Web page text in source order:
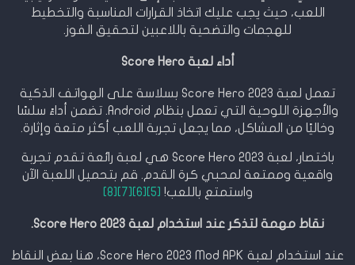
اللعب، حيث يجب عليك اتخاذ القرارات المناسبة والتخطيط
للهجمات والتضحية باللاعبين لتحقيق الفوز.
أداء لعبة Score Hero
تعمل لعبة Score Hero 2023 بسلاسة على الهواتف الذكية
والأجهزة اللوحية التي تعمل بنظام Android. تضمن أداءً سلسًا
وخاليًا من المشاكل، مما يجعل تجربة اللعب أكثر متعة وإثارة.
باختصار، لعبة Score Hero 2023 هي لعبة رائعة تقدم تجربة
واقعية وممتعة لمحبي كرة القدم. قم بتحميل اللعبة الآن
واستمتع باللعب! [5]
[6][7]
[8]
نقاط مهمة لتذكر عند استخدام لعبة Score Hero 2023.
عند استخدام لعبة Score Hero 2023 Mod APK، هنا بعض النقاط